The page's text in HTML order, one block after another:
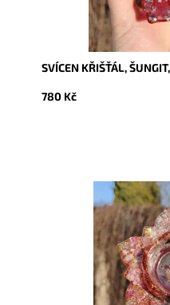
SVÍCEN KŘIŠŤÁL,
780 Kč
Dostupnost:
Vyprodáno
10603